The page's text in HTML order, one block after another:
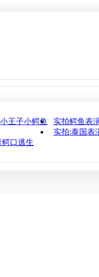
王子小鳄鱼
实拍鳄鱼表
实拍:泰国表
口逃生